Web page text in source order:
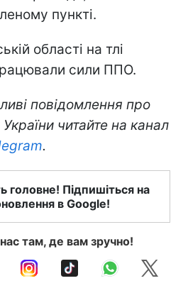
пункті.
області на тлі
сили ППО.
повідомлення про
України читайте на канал
.
головне! Підпишіться на
в Google!
там, де вам зручно!